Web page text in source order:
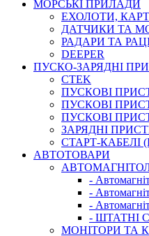
МОРСЬКІ ПРИЛАДИ
ЕХОЛОТИ,
ДАТЧИКИ ТА
РАДАРИ ТА
DEEPER
ПУСКО-ЗАРЯДНІ
CTEK
ПУСКОВІ
ПУСКОВІ
ПУСКОВІ
ЗАРЯДНІ
СТАРТ-КАБЕЛІ
АВТОТОВАРИ
-
-
-
- ШТАТНІ
МОНІТОРИ ТА